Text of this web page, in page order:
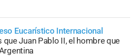
Eucarístico Internacional
que Juan Pablo II, el hombre que